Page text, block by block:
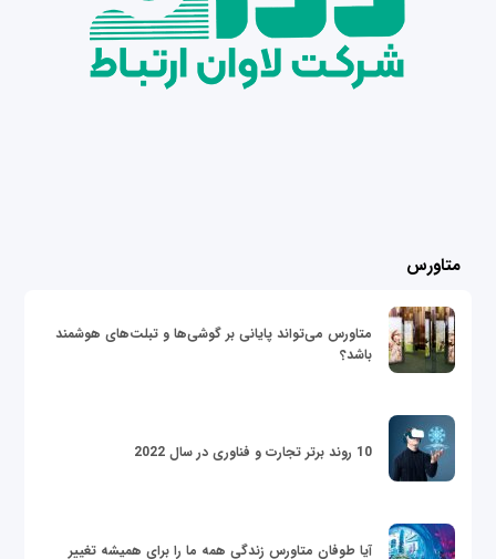
متاورس
متاورس می‌تواند پایانی بر گوشی‌ها و تبلت‌های هوشمند
باشد؟
10 روند برتر تجارت و فناوری در سال 2022
آیا طوفان متاورس زندگی همه ما را برای همیشه تغییر